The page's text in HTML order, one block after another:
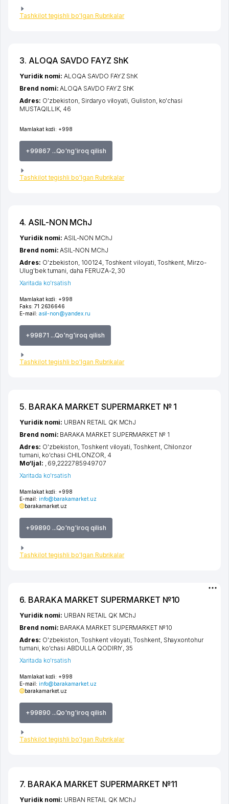
Tashkilot tegishli bo'lgan Rubrikalar
3. ALOQA SAVDO FAYZ ShK
Mamlakat kodi: +998
+99867 ...Qo'ng'iroq qilish
Tashkilot tegishli bo'lgan Rubrikalar
Yuridik nomi:ALOQA SAVDO FAYZ ShK
Brend nomi:ALOQA SAVDO FAYZ ShK
Adres: O'zbekiston, Sirdaryo viloyati Guliston ko'chasi
MUSTAQILLIK , 46
4. ASIL-NON MChJ
Mamlakat kodi: +998
Faks: 71 2636646
E-mail: asil-non@yandex.ru
+99871 ...Qo'ng'iroq qilish
Tashkilot tegishli bo'lgan Rubrikalar
Yuridik nomi:ASIL-NON MChJ
Brend nomi:ASIL-NON MChJ
Adres: O'zbekiston, 100124, Toshkent viloyati, Toshkent, Mirzo-
Ulug'bek tumani, daha FERUZA-2, 30
Xaritada ko'rsatish
5. BARAKA MARKET SUPERMARKET № 1
Mamlakat kodi: +998
E-mail: info@barakamarket.uz
barakamarket.uz
+99890 ...Qo'ng'iroq qilish
Tashkilot tegishli bo'lgan Rubrikalar
Yuridik nomi: URBAN RETAIL QK MChJ
Brend nomi: BARAKA MARKET SUPERMARKET № 1
Adres: O'zbekiston,Toshkent viloyati,Toshkent, Chilonzor
tumani, ko'chasi CHILONZOR, 4
Mo‘ljal: , 69,2222785949707
Xaritada ko'rsatish
6. BARAKA MARKET SUPERMARKET №10
Mamlakat kodi: +998
E-mail: info@barakamarket.uz
barakamarket.uz
+99890 ...Qo'ng'iroq qilish
Tashkilot tegishli bo'lgan Rubrikalar
Yuridik nomi: URBAN RETAIL QK MChJ
Brend nomi: BARAKA MARKET SUPERMARKET №10
Adres: O'zbekiston,Toshkent viloyati ,Toshkent, Shayxontohur
tumani ko'chasi ABDULLA QODIRIY , 35
Xaritada ko'rsatish
7. BARAKA MARKET SUPERMARKET №11
Yuridik nomi: URBAN RETAIL QK MChJ